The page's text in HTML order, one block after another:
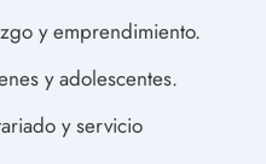
y emprendimiento.
y adolescentes.
y servicio